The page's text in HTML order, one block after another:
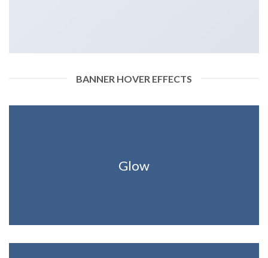
BANNER HOVER EFFECTS
Glow